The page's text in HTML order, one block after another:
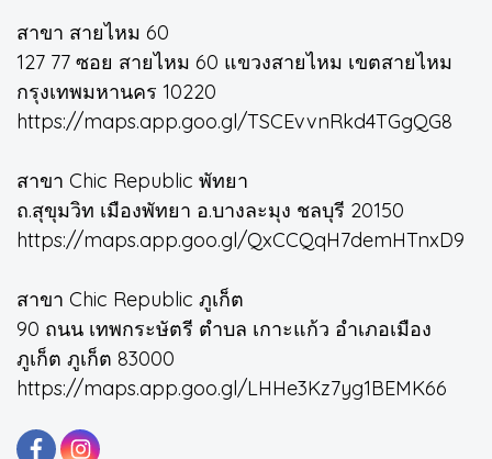
สาขา สายไหม 60
127 77 ซอย สายไหม 60 แขวงสายไหม เขตสายไหม
กรุงเทพมหานคร 10220
https://maps.app.goo.gl/TSCEvvnRkd4TGgQG8
สาขา Chic Republic พัทยา
ถ.สุขุมวิท เมืองพัทยา อ.บางละมุง ชลบุรี 20150
https://maps.app.goo.gl/QxCCQqH7demHTnxD9
สาขา Chic Republic ภูเก็ต
90 ถนน เทพกระษัตรี ตำบล เกาะแก้ว อำเภอเมือง
ภูเก็ต ภูเก็ต 83000
https://maps.app.goo.gl/LHHe3Kz7yg1BEMK66